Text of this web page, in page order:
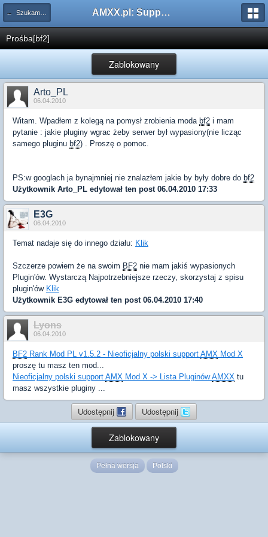
← Szukam pluginu AMXX.pl: Support AMX Mod X i SourceMod
Prośba[bf2]
Zablokowany
Arto_PL
06.04.2010
Witam. Wpadłem z kolegą na pomysł zrobienia moda bf2 i mam
pytanie : jakie pluginy wgrac żeby serwer był wypasiony(nie licząc
samego pluginu bf2) . Proszę o pomoc.
PS:w googlach ja bynajmniej nie znalazłem jakie by były dobre do bf2
Użytkownik Arto_PL edytował ten post 06.04.2010 17:33
E3G
06.04.2010
Temat nadaje się do innego działu: Klik
Szczerze powiem że na swoim BF2 nie mam jakiś wypasionych
Plugin'ów. Wystarczą Najpotrzebniejsze rzeczy, skorzystaj z spisu
plugin'ów Klik
Użytkownik E3G edytował ten post 06.04.2010 17:40
Lyons
06.04.2010
BF2 Rank Mod PL v1.5.2 - Nieoficjalny polski support AMX Mod X
proszę tu masz ten mod...
Nieoficjalny polski support AMX Mod X -> Lista PluginówAMXX tu
masz wszystkie pluginy ...
Udostępnij Udostępnij
Zablokowany
Pełna wersja Polski